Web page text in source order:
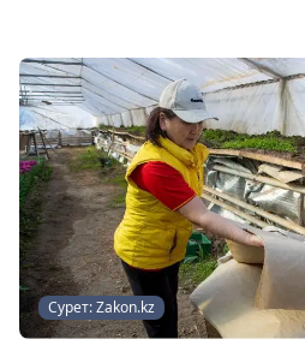
Сурет: Zakon.kz